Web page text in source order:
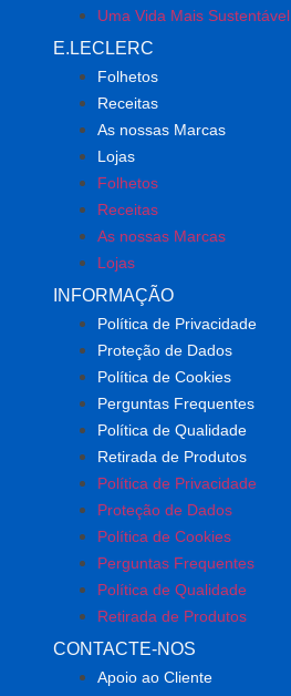
Uma Vida Mais Sustentável
E.LECLERC
Folhetos
Receitas
As nossas Marcas
Lojas
Folhetos
Receitas
As nossas Marcas
Lojas
INFORMAÇÃO
Política de Privacidade
Proteção de Dados
Política de Cookies
Perguntas Frequentes
Política de Qualidade
Retirada de Produtos
Política de Privacidade
Proteção de Dados
Política de Cookies
Perguntas Frequentes
Política de Qualidade
Retirada de Produtos
CONTACTE-NOS
Apoio ao Cliente